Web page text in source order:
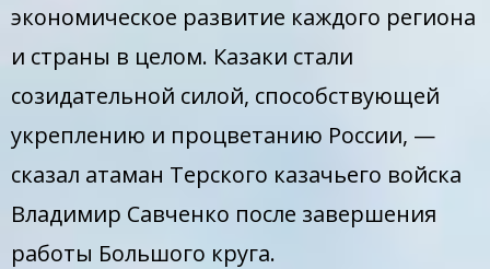
экономическое развитие каждого региона
и страны в целом. Казаки стали
созидательной силой, способствующей
укреплению и процветанию России, —
сказал атаман Терского казачьего войска
Владимир Савченко после завершения
работы Большого круга.